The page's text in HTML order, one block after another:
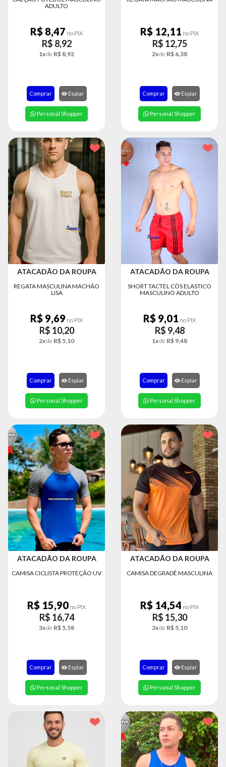
CENTRAL
ATENDIMENTO
8363
Chat
WhatsApp
nos uma
mensagem
ADULTO
R$ 8,47 no PIX
R$ 8,92
1xde R$ 8,92
Comprar Espiar
Personal Shopper
R$ 12,11 no PIX
R$ 12,75
2xde R$ 6,38
Comprar Espiar
Personal Shopper
ATACADÃO DA ROUPA
REGATA MASCULINA MACHÃO
LISA
R$ 9,69 no PIX
R$ 10,20
2xde R$ 5,10
Comprar Espiar
Personal Shopper
ATACADÃO DA ROUPA
SHORT TACTEL CÓS ELASTICO
MASCULINO ADULTO
R$ 9,01 no PIX
R$ 9,48
1xde R$ 9,48
Comprar Espiar
Personal Shopper
ATACADÃO DA ROUPA
CAMISA CICLISTA PROTEÇÃO UV
R$ 15,90 no PIX
R$ 16,74
3xde R$ 5,58
Comprar Espiar
Personal Shopper
ATACADÃO DA ROUPA
CAMISA DEGRADÊ MASCULINA
R$ 14,54 no PIX
R$ 15,30
3xde R$ 5,10
Comprar Espiar
Personal Shopper